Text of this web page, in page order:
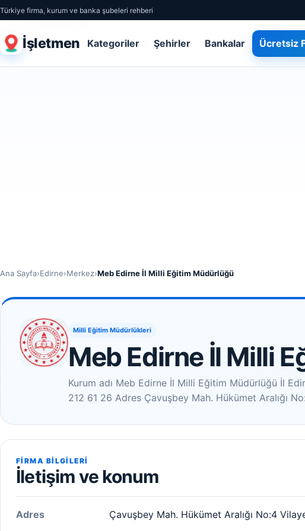
Türkiye firma, kurum ve banka şubeleri rehberi
İşletmen Kategoriler Şehirler Bankalar Ücretsiz
Ana Sayfa›Edirne›Merkez›Meb Edirne İl Milli Eğitim Müdürlüğü
Milli Eğitim Müdürlükleri
Meb Edirne İl Milli
Kurum adı Meb Edirne İl Milli Eğitim Müdürlüğü İl
212 61 26 Adres Çavuşbey Mah. Hükümet Aralığı
FIRMA BILGILERI
İletişim ve konum
Adres
Çavuşbey Mah. Hükümet Aralığı No:4